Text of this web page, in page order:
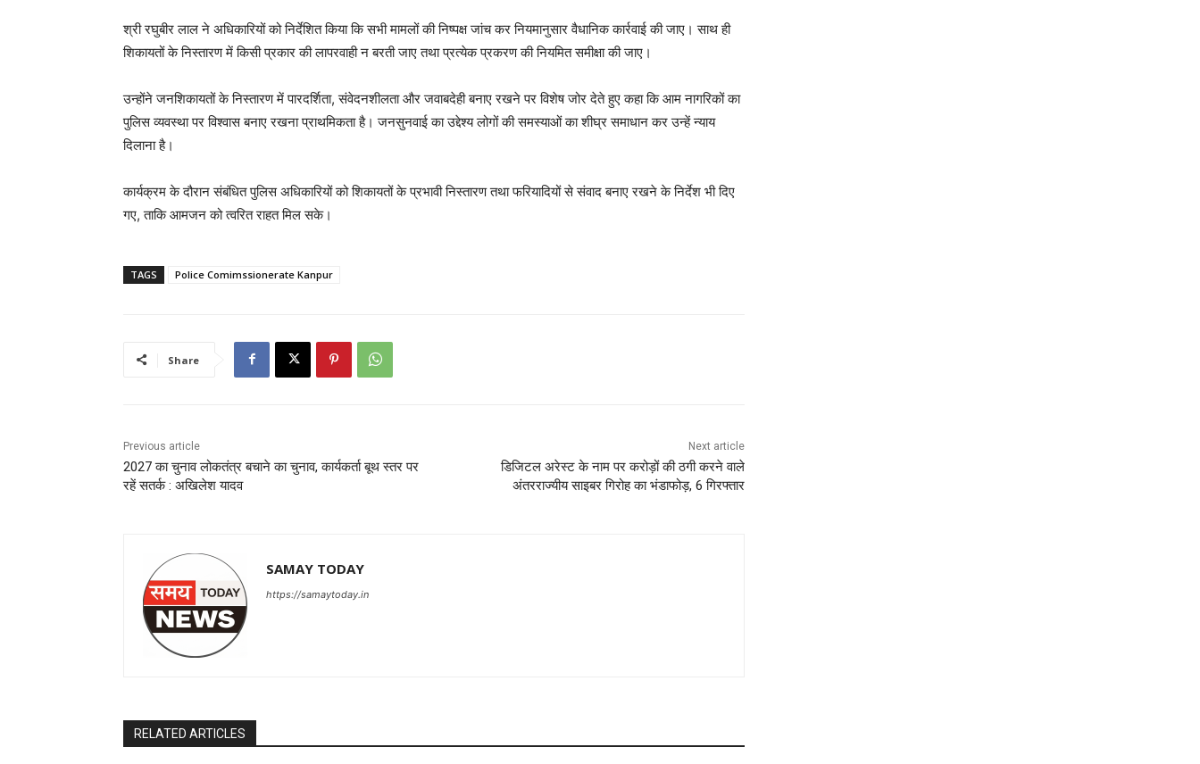
श्री रघुबीर लाल ने अधिकारियों को निर्देशित किया कि सभी मामलों की निष्पक्ष जांच कर नियमानुसार वैधानिक कार्रवाई की जाए। साथ ही
शिकायतों के निस्तारण में किसी प्रकार की लापरवाही न बरती जाए तथा प्रत्येक प्रकरण की नियमित समीक्षा की जाए।
उन्होंने जनशिकायतों के निस्तारण में पारदर्शिता, संवेदनशीलता और जवाबदेही बनाए रखने पर विशेष जोर देते हुए कहा कि आम नागरिकों का
पुलिस व्यवस्था पर विश्वास बनाए रखना प्राथमिकता है। जनसुनवाई का उद्देश्य लोगों की समस्याओं का शीघ्र समाधान कर उन्हें न्याय
दिलाना है।
कार्यक्रम के दौरान संबंधित पुलिस अधिकारियों को शिकायतों के प्रभावी निस्तारण तथा फरियादियों से संवाद बनाए रखने के निर्देश भी दिए
गए, ताकि आमजन को त्वरित राहत मिल सके।
TAGS Police Comimssionerate Kanpur
Share
Previous article
2027 का चुनाव लोकतंत्र बचाने का चुनाव, कार्यकर्ता बूथ स्तर पर
रहें सतर्क : अखिलेश यादव
Next article
डिजिटल अरेस्ट के नाम पर करोड़ों की ठगी करने वाले
अंतरराज्यीय साइबर गिरोह का भंडाफोड़, 6 गिरफ्तार
SAMAY TODAY
https://samaytoday.in
RELATED ARTICLES